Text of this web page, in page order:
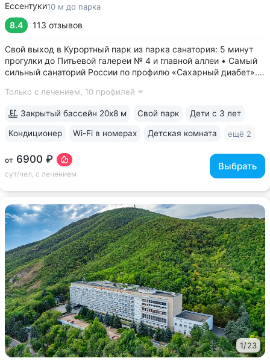
Ессентуки10 м до парка
8.4 113 отзывов
Свой выход в Курортный парк из парка санатория: 5 минут
прогулки до Питьевой галереи № 4 и главной аллеи • Самый
сильный санаторий России по профилю «Сахарный диабет».
На базе санатория работает «Всероссийский
Только с лечением, 10 профилей
от 6900 ₽
сут/чел, с лечением
Выбрать
Закрытый бассейн 20х8 м Свой парк Дети с 3 лет
Кондиционер Wi-Fi в номерах Детская комната ещё 2
1/23